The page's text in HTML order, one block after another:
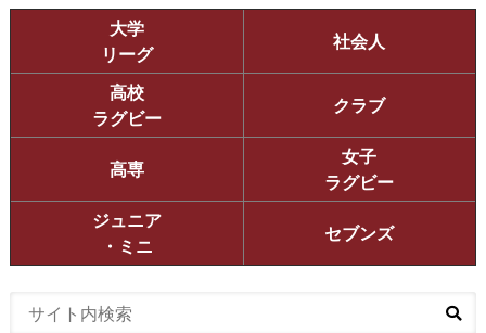
大学
リーグ
社会人
高校
ラグビー
クラブ
高専
女子
ラグビー
ジュニア
・ミニ
セブンズ